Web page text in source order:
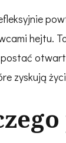
hejtu.
zyskują